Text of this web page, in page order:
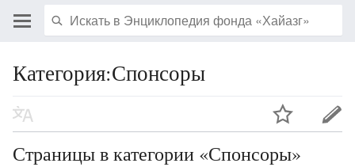
Категория:Спонсоры
Страницы в категории «Спонсоры»